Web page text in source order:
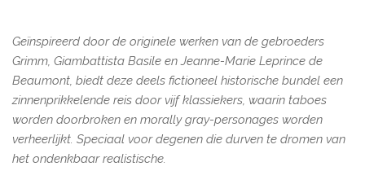
Geïnspireerd door de originele werken van de gebroeders
Grimm, Giambattista Basile en Jeanne-Marie Leprince de
Beaumont, biedt deze deels fictioneel historische bundel een
zinnenprikkelende reis door vijf klassiekers, waarin taboes
worden doorbroken en morally gray-personages worden
verheerlijkt. Speciaal voor degenen die durven te dromen van
het ondenkbaar realistische.